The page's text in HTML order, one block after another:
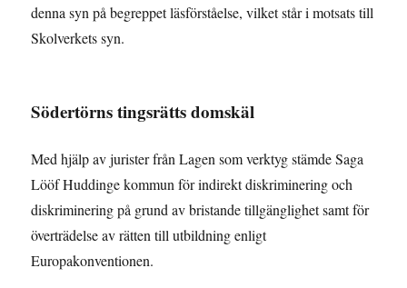
denna syn på begreppet läsförståelse, vilket står i motsats till
Skolverkets syn.
Södertörns tingsrätts domskäl
Med hjälp av jurister från Lagen som verktyg stämde Saga
Lööf Huddinge kommun för indirekt diskriminering och
diskriminering på grund av bristande tillgänglighet samt för
överträdelse av rätten till utbildning enligt
Europakonventionen.